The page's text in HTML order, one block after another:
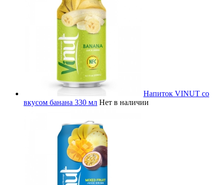
Напиток VINUT со
вкусом банана 330 мл Нет в наличии